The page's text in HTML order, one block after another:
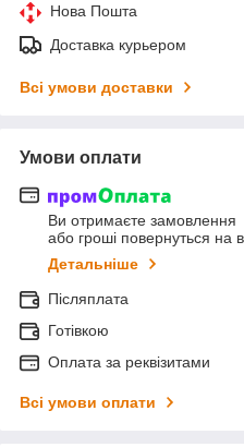
Нова Пошта
Доставка курьером
Всі умови доставки
Умови оплати
Ви отримаєте замовлення
або гроші повернуться на
Детальніше
Післяплата
Готівкою
Оплата за реквізитами
Всі умови оплати